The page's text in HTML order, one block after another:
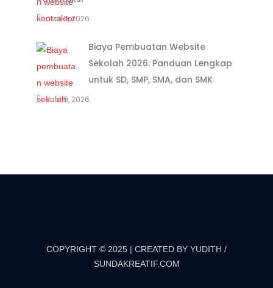
Juni 9, 2026
Biaya Pembuatan Website
Sekolah 2026: Panduan Lengkap
untuk SD, SMP, SMA, dan SMK
Juni 9, 2026
COPYRIGHT © 2025 | CREATED BY YUDITH /
SUNDAKREATIF.COM